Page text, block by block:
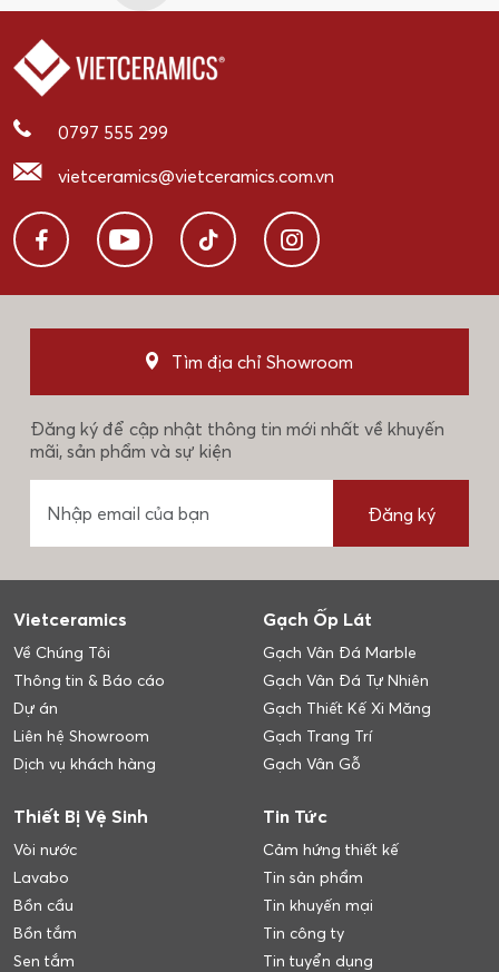
0797 555 299
vietceramics@vietceramics.com.vn
Tìm địa chỉ Showroom
Đăng ký để cập nhật thông tin mới nhất về khuyến
mãi, sản phẩm và sự kiện
Đăng ký
Vietceramics
Về Chúng Tôi
Thông tin & Báo cáo
Dự án
Liên hệ Showroom
Dịch vụ khách hàng
Gạch Ốp Lát
Gạch Vân Đá Marble
Gạch Vân Đá Tự Nhiên
Gạch Thiết Kế Xi Măng
Gạch Trang Trí
Gạch Vân Gỗ
Thiết Bị Vệ Sinh
Vòi nước
Lavabo
Bồn cầu
Bồn tắm
Sen tắm
Tin Tức
Cảm hứng thiết kế
Tin sản phẩm
Tin khuyến mại
Tin công ty
Tin tuyển dụng